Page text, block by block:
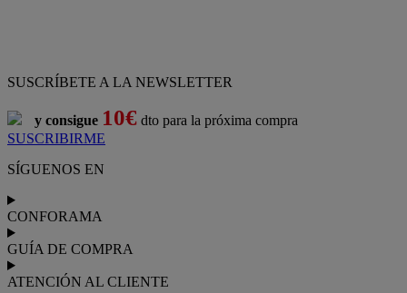
SUSCRÍBETE A LA NEWSLETTER
y consigue 10€ dto para la próxima compra
SUSCRIBIRME
SÍGUENOS EN
CONFORAMA
GUÍA DE COMPRA
ATENCIÓN AL CLIENTE